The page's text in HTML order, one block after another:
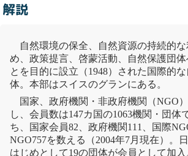
解説
自然環境の保全、自然資源の持続的
め、政策提言、啓蒙活動、
自然保護団
とを目的に設立（1948）された国際的な
体。本部はスイスのグランにある。
国家、政府機関・非政府機関（NGO
し、会員数は147カ国の1063機関・団体
ち、国家会員82、政府機関111、国際
NGO757を数える（2004年7月現在）。
はじめとして19の団体が会員として加